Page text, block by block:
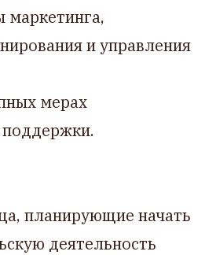
маркетинга,
и управления
мерах
поддержки.
планирующие начать
деятельность